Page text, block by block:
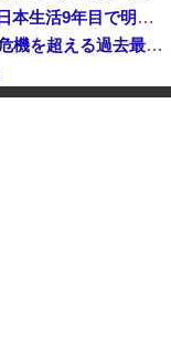
「中国人ってこんなに嫌われているの？」日本生活9年目で明かす本心！
【韓国株】 7月のKOSPI 28.9％下落…通貨危機を超える過去最大の下げ幅
中国、止められないEV製造 売れず在庫山積み「売れたこと」にして補助金を騙し取る事案を思いつきが横行